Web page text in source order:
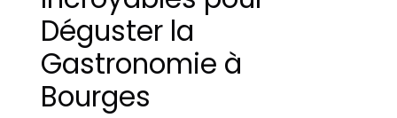
Déguster la
Gastronomie à
Bourges